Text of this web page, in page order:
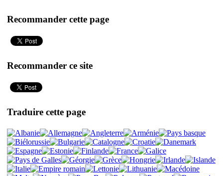
Recommander cette page
Recommander ce site
Traduire cette page